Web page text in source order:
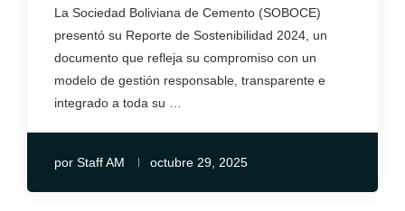
La Sociedad Boliviana de Cemento (SOBOCE)
presentó su Reporte de Sostenibilidad 2024, un
documento que refleja su compromiso con un
modelo de gestión responsable, transparente e
integrado a toda su …
por Staff AM octubre 29, 2025